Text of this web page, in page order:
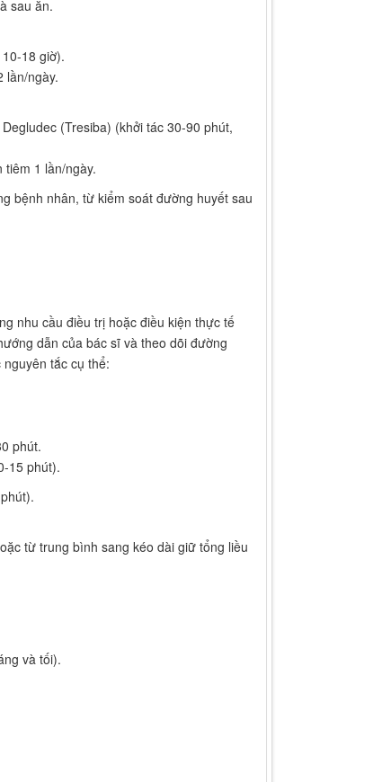
sau ăn.
18 giờ).
lần/ngày.
(Tresiba) (khởi tác 30-90 phút,
1 lần/ngày.
bệnh nhân, từ kiểm soát đường huyết sau
nhu cầu điều trị hoặc điều kiện thực tế
dẫn của bác sĩ và theo dõi đường
tắc cụ thể:
phút.
15 phút).
từ trung bình sang kéo dài giữ tổng liều
và tối).